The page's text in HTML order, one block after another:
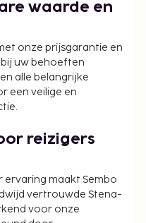
waarde en
onze prijsgarantie en
uw behoeften
alle belangrijke
een veilige en
reizigers
ervaring maakt Sembo
vertrouwde Stena-
voor onze